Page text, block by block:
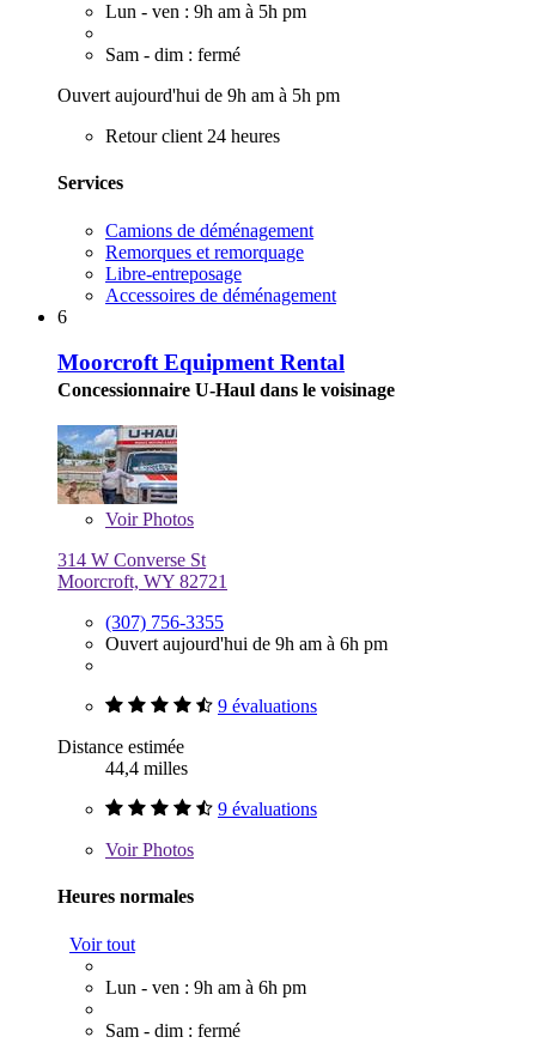
Lun - ven : 9h am à 5h pm
Sam - dim : fermé
Ouvert aujourd'hui de 9h am à 5h pm
Retour client 24 heures
Services
Camions de déménagement
Remorques et remorquage
Libre-entreposage
Accessoires de déménagement
6
Moorcroft Equipment Rental
Concessionnaire U-Haul dans le voisinage
VoirPhotos
314 W Converse St
Moorcroft, WY 82721
(307) 756-3355
Ouvert aujourd'hui de 9h am à 6h pm
9 évaluations
Distance estimée
44,4 milles
9 évaluations
VoirPhotos
Heures normales
Voir tout
Lun - ven : 9h am à 6h pm
Sam - dim : fermé